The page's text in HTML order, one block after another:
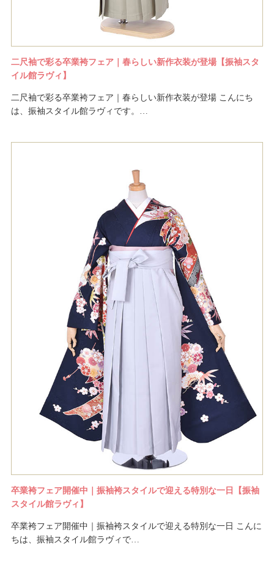
二尺袖で彩る卒業袴フェア｜春らしい新作衣装が登場【振袖スタ
イル館ラヴィ】
二尺袖で彩る卒業袴フェア｜春らしい新作衣装が登場 こんにち
は、振袖スタイル館ラヴィです。…
卒業袴フェア開催中｜振袖袴スタイルで迎える特別な一日【振袖
スタイル館ラヴィ】
卒業袴フェア開催中｜振袖袴スタイルで迎える特別な一日 こんに
ちは、振袖スタイル館ラヴィで…